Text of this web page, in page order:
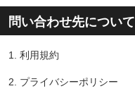
問い合わせ先について
1. 利用規約
2. プライバシーポリシー